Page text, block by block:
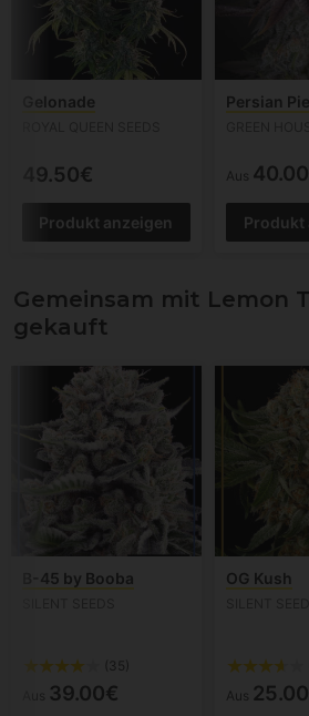
Gelonade
49.50€
Produkt anzeigen
Persian Pie
Aus
Produkt
Gemeinsam mit Lemon
gekauft
B-45 by Booba
(35)
39.00€
OG Kush
Aus